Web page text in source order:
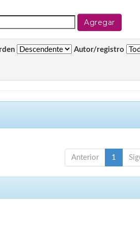
Autor/registro
Anterior 1